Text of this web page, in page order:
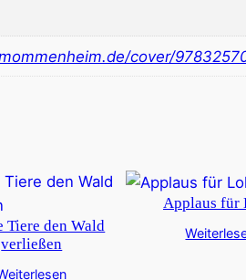
cover/
Tiere den Wald
verließen
Applaus für